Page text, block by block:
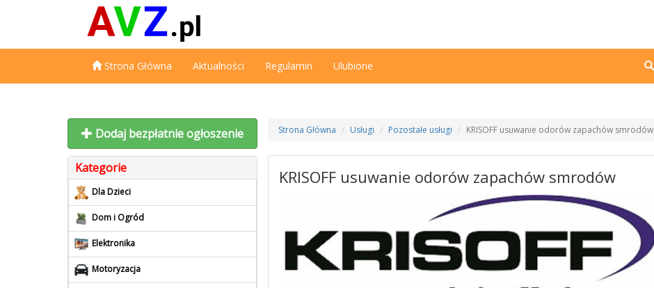
Strona Główna Aktualności Regulamin Ulubione
Dodaj bezpłatnie ogłoszenie
Kategorie
Dla Dzieci
Dom i Ogród
Elektronika
Motoryzacja
Strona Główna Usługi Pozostałe usługi KRISOFF usuwanie odorów zapachów smrodów
KRISOFF usuwanie odorów zapachów smrodów